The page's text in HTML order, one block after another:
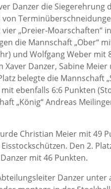
Danzer die Siegerehrung
„Dreier-Moarschaften“
die Mannschaft „Ober“
und Wolfgang Weber mit
Danzer, Sabine
belegte die Mannschaft
ebenfalls 6:6 Punkten
„König“ Andreas
Christian Meier mit 49
Den 2.
mit 46 Punkten.
Danzer